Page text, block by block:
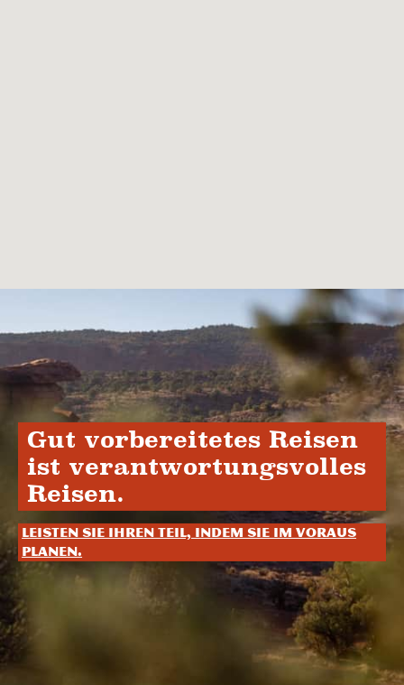
Gut vorbereitetes Reisen
ist verantwortungsvolles
Reisen.
Leisten Sie Ihren Teil, indem Sie im Voraus
planen.